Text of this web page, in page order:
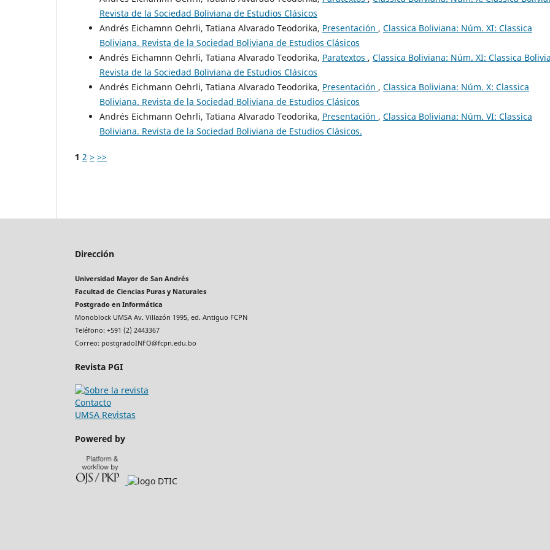
Revista de la Sociedad Boliviana de Estudios Clásicos
Andrés Eichamnn Oehrli, Tatiana Alvarado Teodorika, Presentación , Classica Boliviana: Núm. XI: Classica
Boliviana. Revista de la Sociedad Boliviana de Estudios Clásicos
Andrés Eichamnn Oehrli, Tatiana Alvarado Teodorika, Paratextos , Classica Boliviana: Núm. XI: Classica
Revista de la Sociedad Boliviana de Estudios Clásicos
Andrés Eichmann Oehrli, Tatiana Alvarado Teodorika, Presentación , Classica Boliviana: Núm. X: Classica
Boliviana. Revista de la Sociedad Boliviana de Estudios Clásicos
Andrés Eichmann Oehrli, Tatiana Alvarado Teodorika, Presentación , Classica Boliviana: Núm. VI: Classica
Boliviana. Revista de la Sociedad Boliviana de Estudios Clásicos.
1 2 > >>
Dirección
Universidad Mayor de San Andrés
Facultad de Ciencias Puras y Naturales
Postgrado en Informática
Monoblock UMSA Av. Villazón 1995, ed. Antiguo FCPN
Teléfono: +591 (2) 2443367
Correo: postgradoINFO@fcpn.edu.bo
Revista PGI
Contacto
UMSA Revistas
Powered by